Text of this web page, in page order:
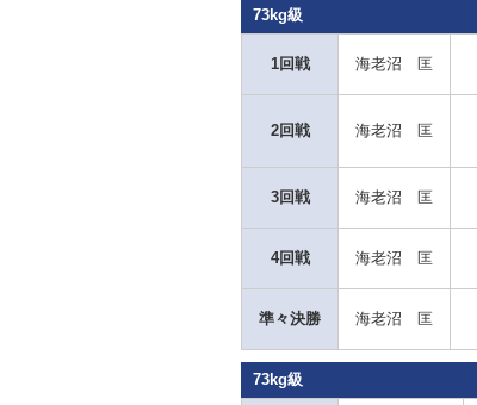
73kg級
1回戦 海老沼 匡
2回戦 海老沼 匡
3回戦 海老沼 匡
4回戦 海老沼 匡
準々決勝 海老沼 匡
73kg級